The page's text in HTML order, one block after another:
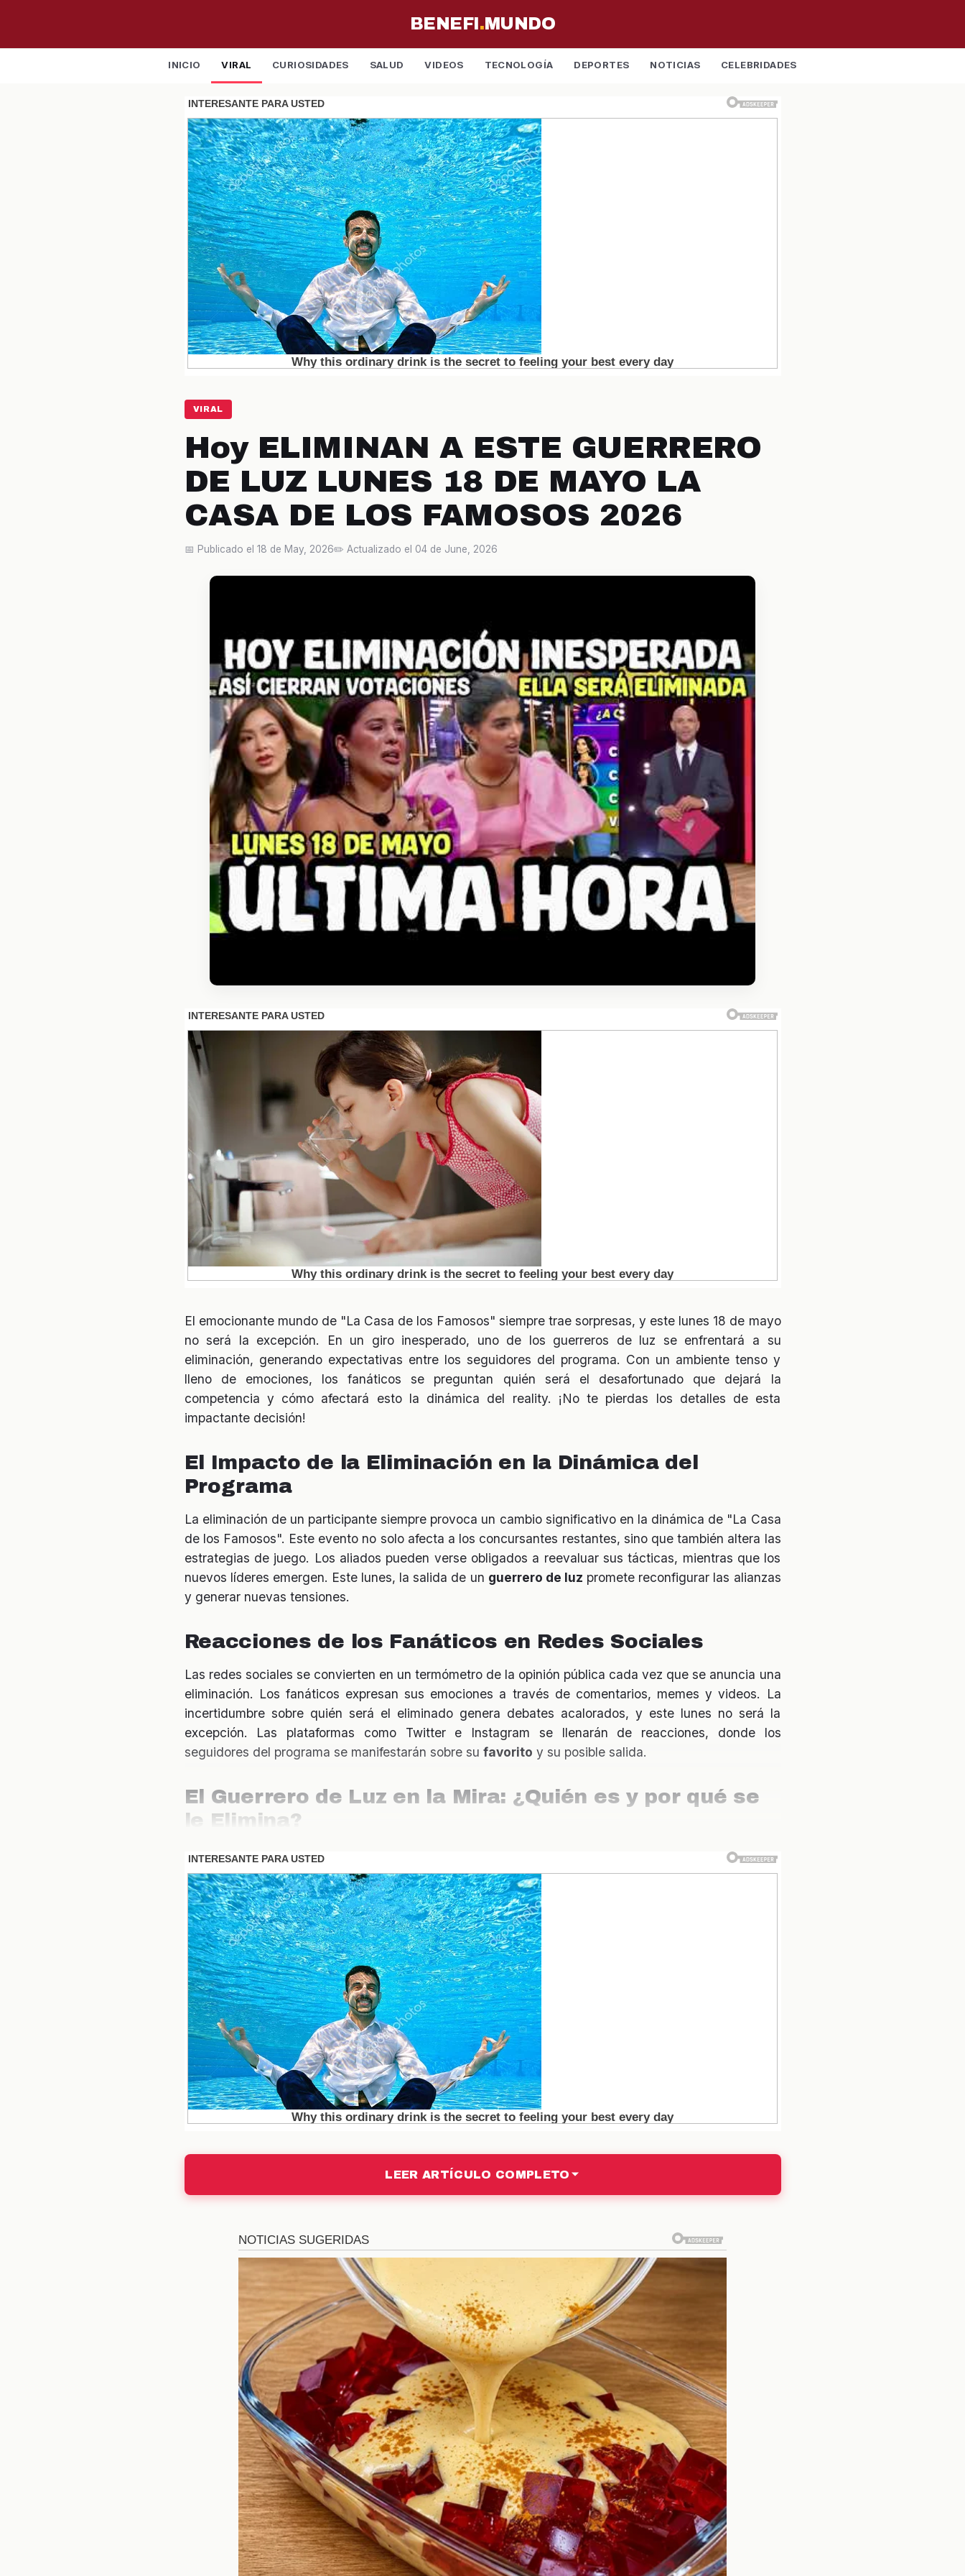
BENEFI . MUNDO
INICIO VIRAL CURIOSIDADES SALUD VIDEOS TECNOLOGÍA DEPORTES NOTICIAS CELEBRIDADES
VIRAL
Hoy ELIMINAN A ESTE GUERRERO
DE LUZ LUNES 18 DE MAYO LA
CASA DE LOS FAMOSOS 2026
📅 Publicado el 18 de May, 2026✏️ Actualizado el 04 de June, 2026
El emocionante mundo de "La Casa de los Famosos" siempre trae sorpresas, y este lunes 18 de mayo
no será la excepción. En un giro inesperado, uno de los guerreros de luz se enfrentará a su
eliminación, generando expectativas entre los seguidores del programa. Con un ambiente tenso y
lleno de emociones, los fanáticos se preguntan quién será el desafortunado que dejará la
competencia y cómo afectará esto la dinámica del reality. ¡No te pierdas los detalles de esta
impactante decisión!
El Impacto de la Eliminación en la Dinámica del
Programa
La eliminación de un participante siempre provoca un cambio significativo en la dinámica de "La Casa
de los Famosos". Este evento no solo afecta a los concursantes restantes, sino que también altera las
estrategias de juego. Los aliados pueden verse obligados a reevaluar sus tácticas, mientras que los
nuevos líderes emergen. Este lunes, la salida de un guerrero de luz promete reconfigurar las alianzas
y generar nuevas tensiones.
Reacciones de los Fanáticos en Redes Sociales
Las redes sociales se convierten en un termómetro de la opinión pública cada vez que se anuncia una
eliminación. Los fanáticos expresan sus emociones a través de comentarios, memes y videos. La
incertidumbre sobre quién será el eliminado genera debates acalorados, y este lunes no será la
excepción. Las plataformas como Twitter e Instagram se llenarán de reacciones, donde los
seguidores del programa se manifestarán sobre su favorito y su posible salida.
El Guerrero de Luz en la Mira: ¿Quién es y por qué se
le Elimina?
El guerrero de luz que se enfrenta a la eliminación ha sido un personaje clave en la temporada. Con
una personalidad carismática y habilidades destacadas, su salida podría dejar un vacío en el grupo.
Sin embargo, su comportamiento en las últimas semanas ha generado controversia, lo que podría
haber influido en la decisión del público. Analizar su trayectoria y los eventos que lo llevaron a esta
situación es fundamental para entender la magnitud de su posible eliminación.
Las Estrategias de Votación: ¿Qué Está en Juego?
Las estrategias de votación juegan un papel crucial en "La Casa de los Famosos". Los concursantes
deben decidir a quién apoyar y a quién eliminar, lo que se traduce en una serie de decisiones
tácticas. Este lunes, los votantes tendrán que considerar no solo su afinidad personal, sino también
cómo la eliminación impactará su propia supervivencia en el juego. Las dinámicas de poder se verán
alteradas, y la presión aumentará a medida que se acerque el momento decisivo.
¿Qué Siguiente Para el Eliminado?
La eliminación de un participante no significa el fin de su historia. Muchos exconcursantes han
encontrado nuevas oportunidades en el mundo del entretenimiento tras su paso por el programa. Ya
sea a través de proyectos en televisión, redes sociales o eventos públicos, la vida después de "La
será del guerrero de luz una vez que salga del reality? Su futuro podría ser brillante, dependiendo de
cómo maneje esta nueva etapa.
Los Momentos Clave de la Temporada
A lo largo de la temporada, han habido momentos que han definido el rumbo de "La Casa de los
Famosos". Desde alianzas inesperadas hasta enfrentamientos dramáticos, cada episodio ha
contribuido a la tensión acumulada. Algunos de los momentos más destacados incluyen:
La primera gran eliminación que sorprendió a todos.
El inesperado romance entre dos concursantes que capturó la atención del público.
Las discusiones que llevaron a la ruptura de alianzas importantes.
Estos eventos han mantenido a la audiencia al borde de sus asientos y han establecido un contexto
para la eliminación del guerrero de luz.
El Papel de los Votantes en la Eliminación
LEER ARTÍCULO COMPLETO